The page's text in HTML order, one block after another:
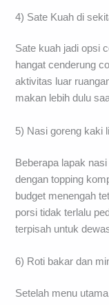
4) Sate Kuah di
Sate kuah jadi opsi
hangat cenderung
aktivitas luar
makan lebih dulu
5) Nasi goreng kaki
Beberapa lapak
dengan topping
budget menengah
porsi tidak terlalu
terpisah untuk
6) Roti bakar dan
Setelah menu